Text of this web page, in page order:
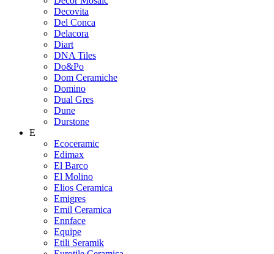
Decovita
Del Conca
Delacora
Diart
DNA Tiles
Do&Po
Dom Ceramiche
Domino
Dual Gres
Dune
Durstone
E
Ecoceramic
Edimax
El Barco
El Molino
Elios Ceramica
Emigres
Emil Ceramica
Ennface
Equipe
Etili Seramik